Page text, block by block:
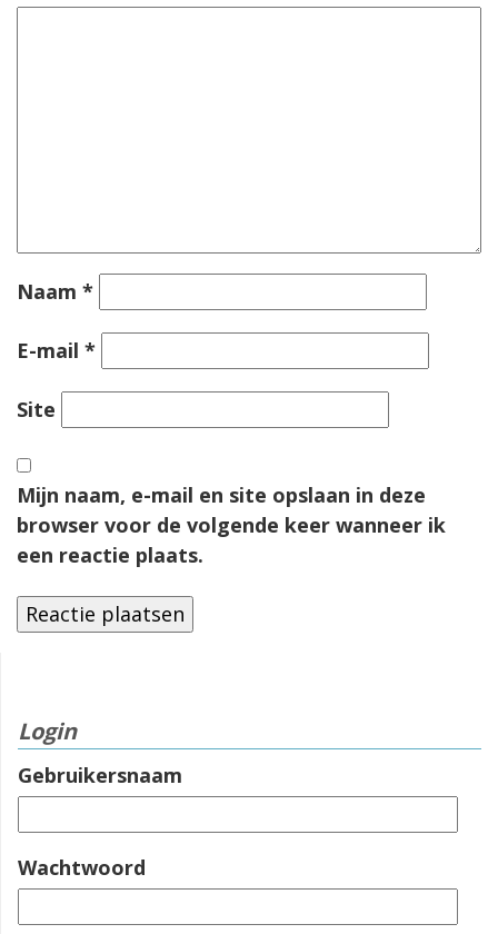
Naam *
E-mail *
Site
Mijn naam, e-mail en site opslaan in deze
browser voor de volgende keer wanneer ik
een reactie plaats.
Login
Gebruikersnaam
Wachtwoord